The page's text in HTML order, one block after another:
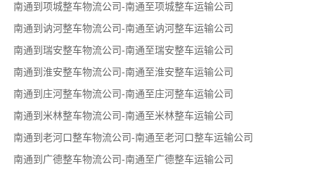
南通到项城整车物流公司-南通至项城整车运输公司
南通到讷河整车物流公司-南通至讷河整车运输公司
南通到瑞安整车物流公司-南通至瑞安整车运输公司
南通到淮安整车物流公司-南通至淮安整车运输公司
南通到庄河整车物流公司-南通至庄河整车运输公司
南通到米林整车物流公司-南通至米林整车运输公司
南通到老河口整车物流公司-南通至老河口整车运输公司
南通到广德整车物流公司-南通至广德整车运输公司